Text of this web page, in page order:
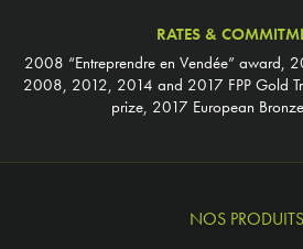
RATES &
2008 “Entreprendre en Vendée” award,
2008, 2012, 2014 and 2017 FPP Gold
prize, 2017 European
NOS PRODUITS